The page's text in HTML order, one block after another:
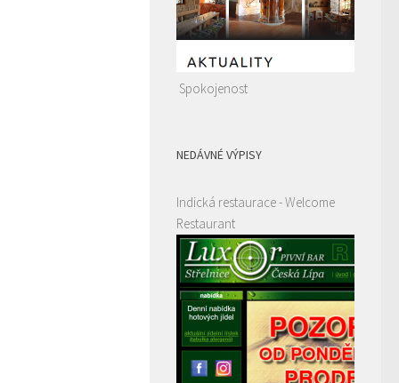
Spokojenost
NEDÁVNÉ VÝPISY
Indická restaurace - Welcome
Restaurant